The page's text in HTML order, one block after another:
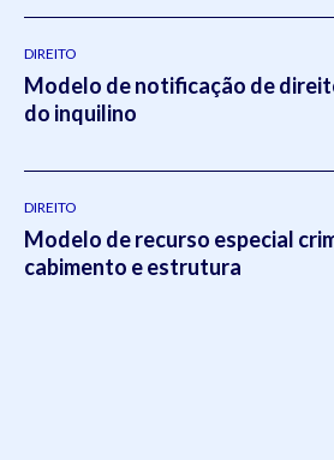
DIREITO
Modelo de notificação de
do inquilino
DIREITO
Modelo de recurso especial
cabimento e estrutura